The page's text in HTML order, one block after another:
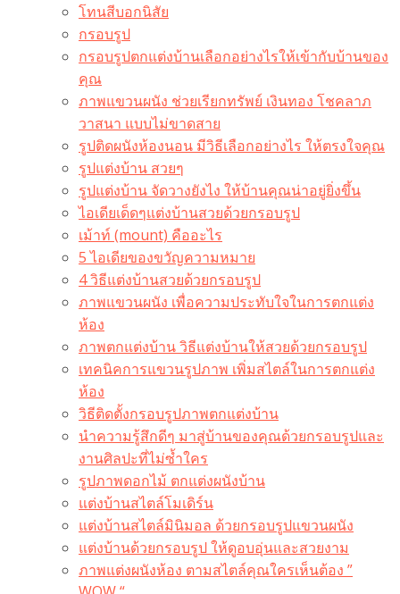
โทนสีบอกนิสัย
กรอบรูป
กรอบรูปตกแต่งบ้านเลือกอย่างไรให้เข้ากับบ้านของ
คุณ
ภาพแขวนผนัง ช่วยเรียกทรัพย์ เงินทอง โชคลาภ
วาสนา แบบไม่ขาดสาย
รูปติดผนังห้องนอน มีวิธีเลือกอย่างไร ให้ตรงใจคุณ
รูปแต่งบ้าน สวยๆ
รูปแต่งบ้าน จัดวางยังไง ให้บ้านคุณน่าอยู่ยิ่งขึ้น
ไอเดียเด็ดๆแต่งบ้านสวยด้วยกรอบรูป
เม้าท์ (mount) คืออะไร​
5 ไอเดียของขวัญความหมาย
4 วิธีแต่งบ้านสวยด้วยกรอบรูป
ภาพแขวนผนัง เพื่อความประทับใจในการตกแต่ง
ห้อง
ภาพตกแต่งบ้าน วิธีแต่งบ้านให้สวยด้วยกรอบรูป
เทคนิคการแขวนรูปภาพ เพิ่มสไตล์ในการตกแต่ง
ห้อง
วิธีติดตั้งกรอบรูปภาพตกแต่งบ้าน
นำความรู้สึกดีๆ มาสู่บ้านของคุณด้วยกรอบรูปและ
งานศิลปะที่ไม่ซ้ำใคร
รูปภาพดอกไม้ ตกแต่งผนังบ้าน
แต่งบ้านสไตล์โมเดิร์น
แต่งบ้านสไตล์มินิมอล ด้วยกรอบรูปแขวนผนัง
แต่งบ้านด้วยกรอบรูป ให้ดูอบอุ่นและสวยงาม
ภาพแต่งผนังห้อง ตามสไตล์คุณใครเห็นต้อง ”